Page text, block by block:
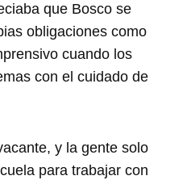
que Bosco se
obligaciones como
cuando los
con el cuidado de
y la gente solo
para trabajar con